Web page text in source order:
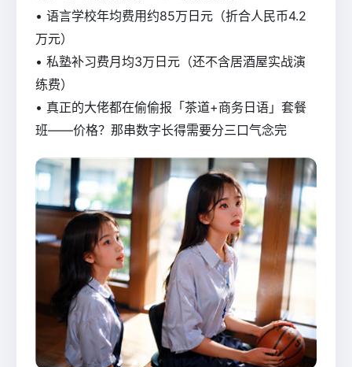
• 语言学校年均费用约85万日元（折合人民币4.2
万元）
• 私塾补习费月均3万日元（还不含居酒屋实战演
练费）
• 真正的大佬都在偷偷报「茶道+商务日语」套餐
班——价格？那串数字长得需要分三口气念完